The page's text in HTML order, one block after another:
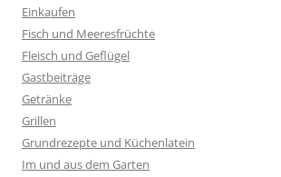
Einkaufen
Fisch und Meeresfrüchte
Fleisch und Geflügel
Gastbeiträge
Getränke
Grillen
Grundrezepte und Küchenlatein
Im und aus dem Garten